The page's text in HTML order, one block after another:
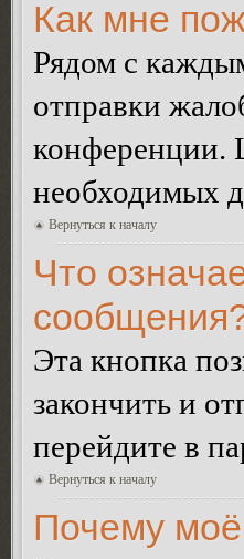
Как мне
Рядом с
отправки
конференции.
необходимых
Вернуться к началу
Что
Эта кнопка
закончить и
перейдите в
Вернуться к началу
Почему